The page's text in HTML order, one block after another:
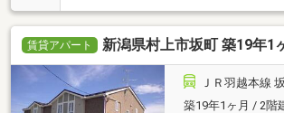
賃貸アパート 新潟県村上市坂町 築19年1
ＪＲ羽越本線
築19年1ヶ月 / 2階